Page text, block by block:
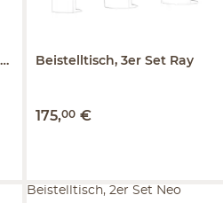
Beistelltisch, 3er Set Ray
175,00 €
Beistelltisch, 2er Set Neo